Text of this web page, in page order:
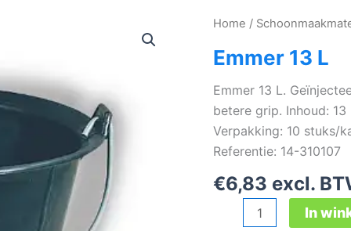
Home /
Emmer 13 L
Emmer 13 L.
betere grip. Inhoud:
Verpakking: 10 stuks/
Referentie: 14-310107
€6,83 excl.
In